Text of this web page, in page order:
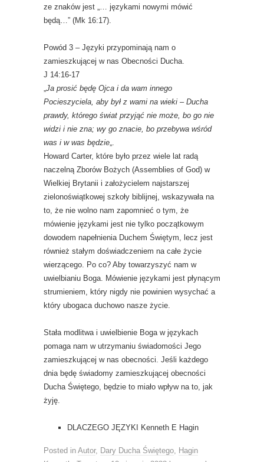
ze znaków jest „… językami nowymi mówić
będą…” (Mk 16:17).
Powód 3 – Języki przypominają nam o
zamieszkującej w nas Obecności Ducha.
J 14:16-17
„Ja prosić będę Ojca i da wam innego
Pocieszyciela, aby był z wami na wieki – Ducha
prawdy, którego świat przyjąć nie może, bo go nie
widzi i nie zna; wy go znacie, bo przebywa wśród
was i w was będzie„.
Howard Carter, które było przez wiele lat radą
naczelną Zborów Bożych (Assemblies of God) w
Wielkiej Brytanii i założycielem najstarszej
zielonoświątkowej szkoły biblijnej, wskazywała na
to, że nie wolno nam zapomnieć o tym, że
mówienie językami jest nie tylko początkowym
dowodem napełnienia Duchem Świętym, lecz jest
również stałym doświadczeniem na całe życie
wierzącego. Po co? Aby towarzyszyć nam w
uwielbianiu Boga. Mówienie językami jest płynącym
strumieniem, który nigdy nie powinien wysychać a
który ubogaca duchowo nasze życie.
Stała modlitwa i uwielbienie Boga w językach
pomaga nam w utrzymaniu świadomości Jego
zamieszkującej w nas obecności. Jeśli każdego
dnia będę świadomy zamieszkującej obecności
Ducha Świętego, będzie to miało wpływ na to, jak
żyję.
DLACZEGO JĘZYKI Kenneth E Hagin
Posted in Autor, Dary Ducha Świętego, Hagin